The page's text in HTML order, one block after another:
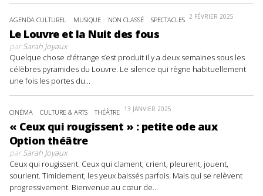
AGENDA CULTUREL MUSIQUE NON CLASSÉ SPECTACLES 2 FÉVRIER 2025
Le Louvre et la Nuit des fous
parSarah Joyaux
Quelque chose d’étrange s’est produit il y a deux semaines sous les
célèbres pyramides du Louvre. Le silence qui règne habituellement
une fois les portes du...
CINÉMA CULTURE & ARTS THÉÂTRE 13 JANVIER 2025
« Ceux qui rougissent » : petite ode aux
Option théâtre
parSarah Joyaux
Ceux qui rougissent. Ceux qui clament, crient, pleurent, jouent,
sourient. Timidement, les yeux baissés parfois. Mais qui se relèvent
progressivement. Bienvenue au cœur de...